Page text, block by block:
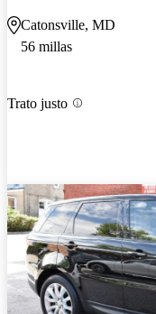
Catonsville, MD
56 millas
Trato justo